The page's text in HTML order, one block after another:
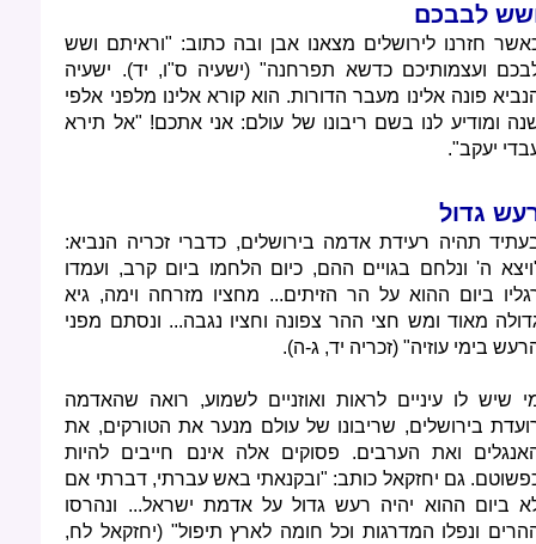
לבבכם
חזרנו לירושלים מצאנו אבן ובה כתוב: "וראיתם ושש
ועצמותיכם כדשא תפרחנה" (ישעיה ס"ו, יד). ישעיה
פונה אלינו מעבר הדורות. הוא קורא אלינו מלפני אלפי
ומודיע לנו בשם ריבונו של עולם: אני אתכם! "אל תירא
יעקב".
גדול
תהיה רעידת אדמה בירושלים, כדברי זכריה הנביא:
ה' ונלחם בגויים ההם, כיום הלחמו ביום קרב, ועמדו
ביום ההוא על הר הזיתים... מחציו מזרחה וימה, גיא
מאוד ומש חצי ההר צפונה וחציו נגבה... ונסתם מפני
בימי עוזיה" (זכריה יד, ג-ה).
שיש לו עיניים לראות ואוזניים לשמוע, רואה שהאדמה
בירושלים, שריבונו של עולם מנער את הטורקים, את
ואת הערבים. פסוקים אלה אינם חייבים להיות
גם יחזקאל כותב: "ובקנאתי באש עברתי, דברתי אם
ביום ההוא יהיה רעש גדול על אדמת ישראל... ונהרסו
ונפלו המדרגות וכל חומה לארץ תיפול" (יחזקאל לח,